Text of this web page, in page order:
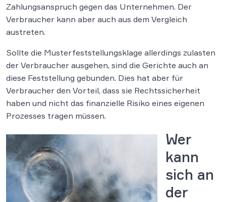
Zahlungsanspruch gegen das Unternehmen. Der
Verbraucher kann aber auch aus dem Vergleich
austreten.
Sollte die Musterfeststellungsklage allerdings zulasten
der Verbraucher ausgehen, sind die Gerichte auch an
diese Feststellung gebunden. Dies hat aber für
Verbraucher den Vorteil, dass sie Rechtssicherheit
haben und nicht das finanzielle Risiko eines eigenen
Prozesses tragen müssen.
Wer
kann
sich an
der